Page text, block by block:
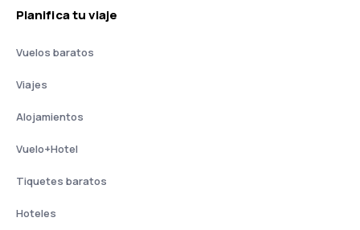
Planifica tu viaje
Vuelos baratos
Viajes
Alojamientos
Vuelo+Hotel
Tiquetes baratos
Hoteles